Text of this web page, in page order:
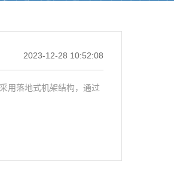
2023-12-28 10:52:08
用落地式机架结构，通过